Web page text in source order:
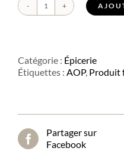
quantité
vierge
Provence
Catégorie : Épicerie
Étiquettes : AOP, Produit
Partager sur
Facebook